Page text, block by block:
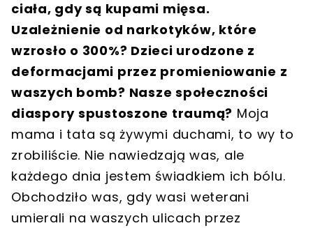
ciała, gdy są kupami mięsa.
Uzależnienie od narkotyków, które
wzrosło o 300%? Dzieci urodzone z
deformacjami przez promieniowanie z
waszych bomb? Nasze społeczności
diaspory spustoszone traumą? Moja
mama i tata są żywymi duchami, to wy to
zrobiliście. Nie nawiedzają was, ale
każdego dnia jestem świadkiem ich bólu.
Obchodziło was, gdy wasi weterani
umierali na waszych ulicach przez